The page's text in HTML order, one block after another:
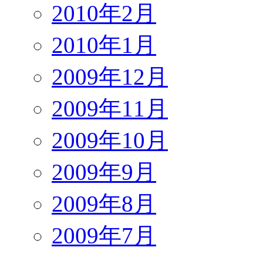
2010年2月
2010年1月
2009年12月
2009年11月
2009年10月
2009年9月
2009年8月
2009年7月